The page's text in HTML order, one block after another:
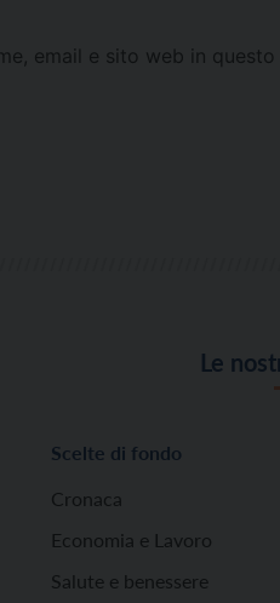
email e sito web in
Le
Scelte di fondo
Cronaca
Economia e Lavoro
Salute e benessere